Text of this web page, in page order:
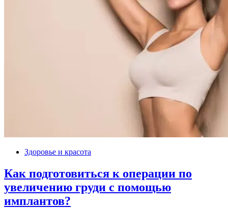
Здоровье и красота
Как подготовиться к операции по
увеличению груди с помощью
имплантов?